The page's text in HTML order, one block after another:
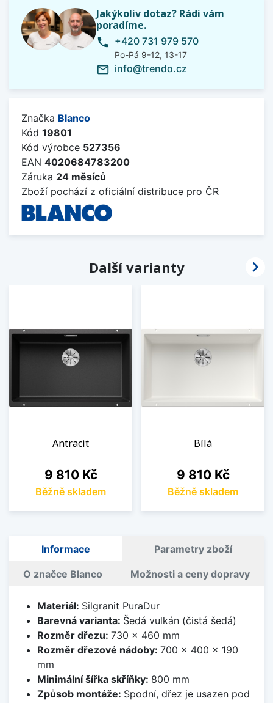
Jakýkoliv dotaz? Rádi vám
poradíme.
phone +420 731 979 570
Po-Pá 9-12, 13-17
mail_outline info@trendo.cz
Značka Blanco
Kód 19801
Kód výrobce 527356
EAN 4020684783200
Záruka 24 měsíců
Zboží pochází z oficiální distribuce pro ČR
Další varianty
Antracit
Cena
9 810 Kč
Běžně skladem
Bílá
Cena
9 810 Kč
Běžně skladem

Informace Parametry zboží
O značce Blanco Možnosti a ceny dopravy
Materiál: Silgranit PuraDur
Barevná varianta: Šedá vulkán (čistá šedá)
Rozměr dřezu: 730 x 460 mm
Rozměr dřezové nádoby: 700 x 400 x 190
mm
Minimální šířka skříňky: 800 mm
Způsob montáže: Spodní, dřez je usazen pod